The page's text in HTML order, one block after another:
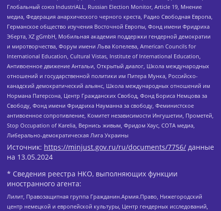
Глобальный союз IndustriALL, Russian Election Monitor, Article 19, Мнение
медиа, Федерация анархического черного креста, Радио Свободная Европа,
Германское общество изучения Восточной Европы, Фонд имени Фридриха
Эберта, XZ gGmbH, Мобильная академия поддержки гендерной демократии
и миротворчества, Форум имени Льва Копелева, American Councils for
International Education, Cultural Vistas, Institute of International Education,
Антивоенное движение Антальи, Открытый диалог, Школа международных
отношений и государственной политики им Питера Мунка, Российско-
канадский демократический альянс, Школа международных отношений им
Нормана Патерсона, Центр Гражданских Свобод, Фонд Бориса Немцова за
Свободу, Фонд имени Фридриха Науманна за свободу, Феминистское
антивоенное сопротивление, Комитет независимости Ингушетии, Прометей,
Stop Occupation of Karelia, Вернись живым, Фридом Хаус, СОТА медиа,
Либерально-демократическая Лига Украины
Источник: https://minjust.gov.ru/ru/documents/7756/ данные
на 13.05.2024
* Сведения реестра НКО, выполняющих функции
иностранного агента:
Лилит, Правозащитная группа Гражданин.Армия.Право, Нижегородский
центр немецкой и европейской культуры, Центр гендерных исследований,